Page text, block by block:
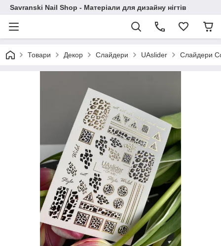
Savranski Nail Shop - Матеріали для дизайну нігтів
Товари Декор Слайдери UAslider Слайдери